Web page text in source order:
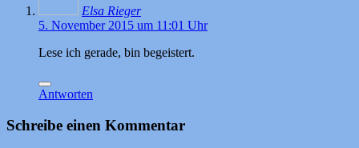
Elsa Rieger
5. November 2015 um 11:01 Uhr
Lese ich gerade, bin begeistert.
Antworten
Schreibe einen Kommentar